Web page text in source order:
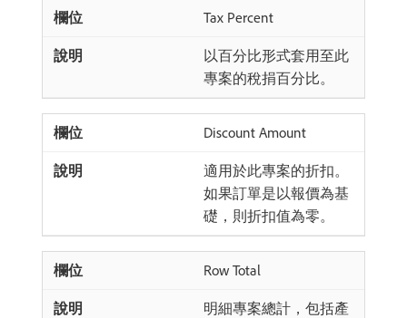
Tax Percent
以百分比形式套用至此
專案的稅捐百分比。
Discount Amount
適用於此專案的折扣。
如果訂單是以報價為基
礎，則折扣值為零。
Row Total
明細專案總計，包括產